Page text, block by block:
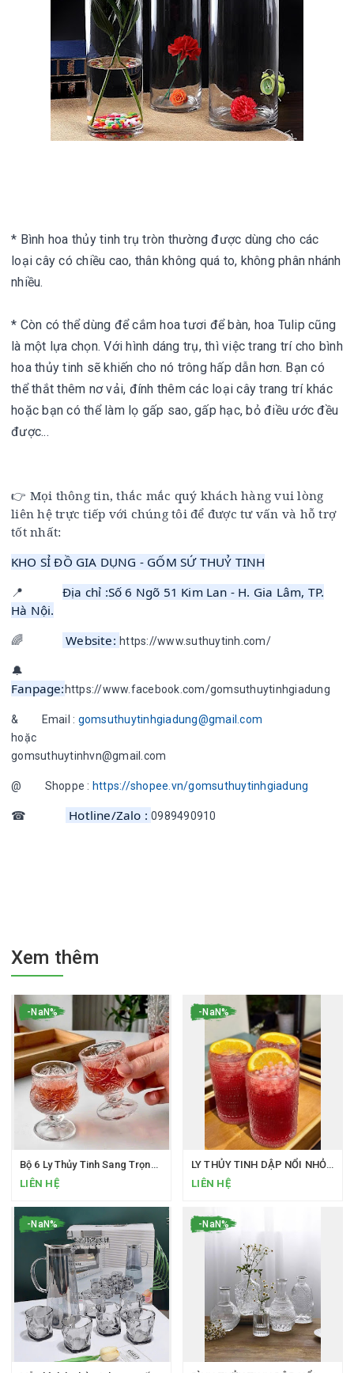
* Bình hoa thủy tinh trụ tròn thường được dùng cho các
loại cây có chiều cao, thân không quá to, không phân nhánh
nhiều.
* Còn có thể dùng để cắm hoa tươi để bàn, hoa Tulip cũng
là một lựa chọn. Với hình dáng trụ, thì việc trang trí cho bình
hoa thủy tinh sẽ khiến cho nó trông hấp dẫn hơn. Bạn có
thể thắt thêm nơ vải, đính thêm các loại cây trang trí khác
hoặc bạn có thể làm lọ gấp sao, gấp hạc, bỏ điều ước đều
được...
👉 Mọi thông tin, thắc mắc quý khách hàng vui lòng
liên hệ trực tiếp với chúng tôi để được tư vấn và hỗ trợ
tốt nhất:
KHO SỈ ĐỒ GIA DỤNG - GỐM SỨ THUỶ TINH
📍 Địa chỉ :Số 6 Ngõ 51 Kim Lan - H. Gia Lâm, TP.
Hà Nội.
🌈
Website: https://www.suthuytinh.com/
🔔
Fanpage: https://www.facebook.com/gomsuthuytinhgiadung
& Email : gomsuthuytinhgiadung@gmail.com
hoặc
gomsuthuytinhvn@gmail.com
@ Shoppe : https://shopee.vn/gomsuthuytinhgiadung
☎ Hotline/Zalo :0989490910
Xem thêm
-NaN%
Bộ 6 Ly Thủy Tinh Sang Trọng Loại 40ML Uống SHOT Phong Cách Bắc Âu Ly Rượu Mini Hàng Cao Cấp
LIÊN HỆ
-NaN%
LY THỦY TINH DẬP NỔI NHỎ XINH MÀ “CÓ VÕ
LIÊN HỆ
-NaN% -NaN%